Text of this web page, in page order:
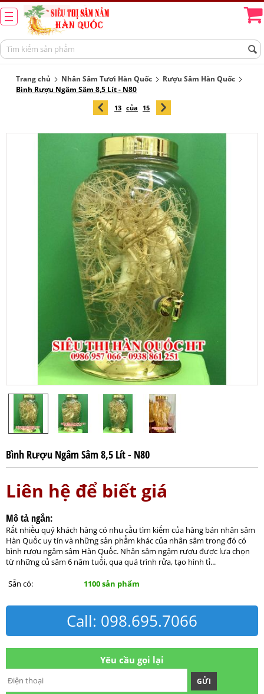
Trang chủ Nhân Sâm Tươi Hàn Quốc
Rượu Sâm Hàn Quốc
Bình Rượu Ngâm Sâm 8,5 Lít - N80
13 của 15
Bình Rượu Ngâm Sâm 8,5 Lít - N80
Liên hệ để biết giá
Mô tả ngắn:
Rất nhiều quý khách hàng có nhu cầu tìm kiếm của hàng bán nhân sâm
Hàn Quốc uy tín và những sản phẩm khác của nhân sâm trong đó có
bình rượu ngâm sâm Hàn Quốc. Nhân sâm ngậm rượu được lựa chọn
từ những củ sâm 6 năm tuổi, qua quá trình rửa, tạo hình tỉ...
Sẵn có: 1100 sản phẩm
Call: 098.695.7066
Yêu cầu gọi lại
GỬI